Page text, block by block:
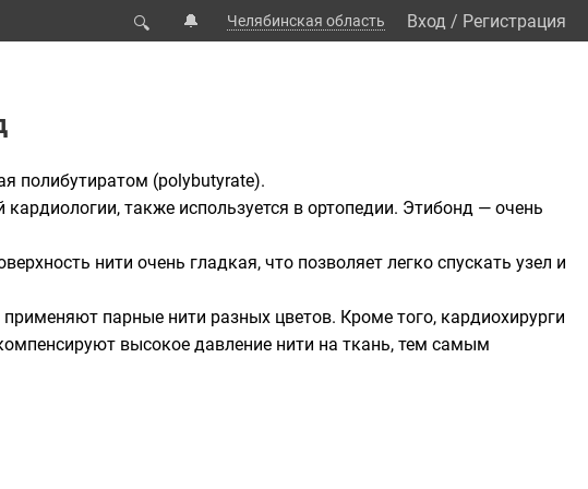
🔍 🔔 Челябинская область Вход / Регистрация
полибутиратом (polybutyrate).
также используется в ортопедии. Этибонд — очень
нити очень гладкая, что позволяет легко спускать узел и
парные нити разных цветов. Кроме того, кардиохирурги
высокое давление нити на ткань, тем самым